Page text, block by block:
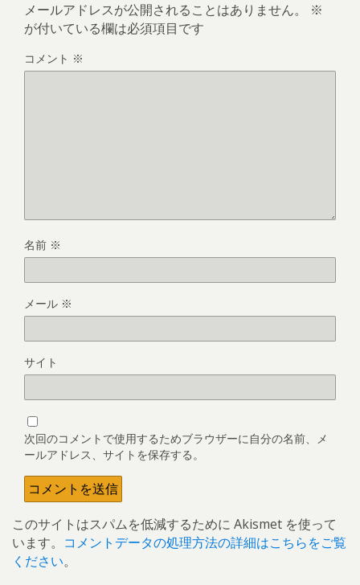
メールアドレスが公開されることはありません。
※
が付いている欄は必須項目です
コメント ※
名前 ※
メール ※
サイト
次回のコメントで使用するためブラウザーに自分の名前、メ
ールアドレス、サイトを保存する。
このサイトはスパムを低減するために Akismet を使って
います。 コメントデータの処理方法の詳細はこちらをご覧
ください。